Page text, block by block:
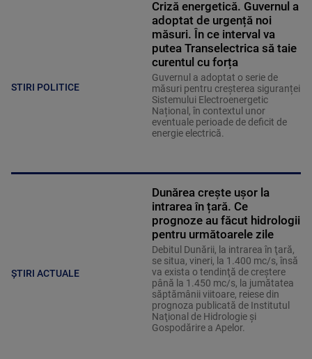
STIRI POLITICE
Criză energetică. Guvernul a
adoptat de urgență noi
măsuri. În ce interval va
putea Transelectrica să taie
curentul cu forța
Guvernul a adoptat o serie de
măsuri pentru creșterea siguranței
Sistemului Electroenergetic
Național, în contextul unor
eventuale perioade de deficit de
energie electrică.
ȘTIRI ACTUALE
Dunărea crește ușor la
intrarea în țară. Ce
prognoze au făcut hidrologii
pentru următoarele zile
Debitul Dunării, la intrarea în ţară,
se situa, vineri, la 1.400 mc/s, însă
va exista o tendinţă de creştere
până la 1.450 mc/s, la jumătatea
săptămânii viitoare, reiese din
prognoza publicată de Institutul
Naţional de Hidrologie şi
Gospodărire a Apelor.